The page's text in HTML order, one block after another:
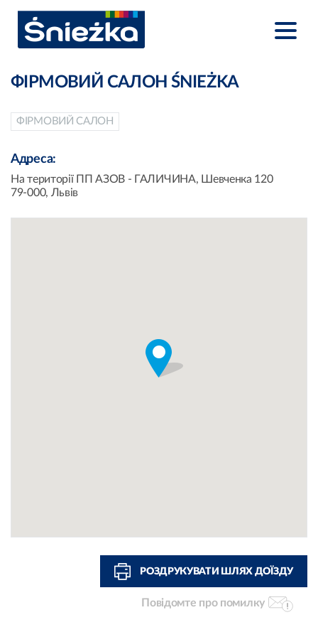
ФІРМОВИЙ САЛОН ŚNIEŻKA
ФІРМОВИЙ САЛОН
Адреса:
На території ПП АЗОВ - ГАЛИЧИНА, Шевченка 120
79-000, Львів
РОЗДРУКУВАТИ ШЛЯХ ДОЇЗДУ
Повідомте про помилку